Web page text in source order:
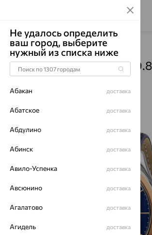
Главная Каталог Часы
Часы, серебро,
Артикул:1316.0.19.85A.B
Не удалось определить
ваш город, выберите
нужный из списка ниже
Абакан доставка
Абатское доставка
Абдулино доставка
Абинск доставка
Авило-Успенка доставка
Авсюнино доставка
Агалатово доставка
Агидель доставка